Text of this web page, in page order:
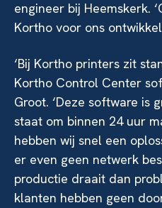
engineer bij Heemskerk.
Kortho voor ons
‘Bij Kortho printers zit
Kortho Control Center
Groot. ‘Deze software is
staat om binnen 24 uur
hebben wij snel een
er even geen netwerk
productie draait dan
klanten hebben geen